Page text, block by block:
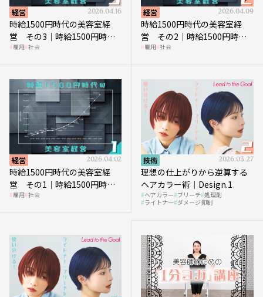
経営 2026.04.16
時給1500円時代の美容室経
営 その3｜時給1500円時
代、美容業はどのような影響
雇用 社会
経営 2026.04.09
時給1500円時代の美容室経
営 その2｜時給1500円時代
に支払う給与はいくらなのか
雇用 社会
経営 2026.04.02
時給1500円時代の美容室経
営 その1｜時給1500円時代
へ向かう社会的背景
雇用 社会
技術 2026.03.27
理想の仕上がりから逆算する
ヘアカラー術｜Design.1
ヘアカラー ブリーチ 処理剤
ライトナー ダメージ抑制